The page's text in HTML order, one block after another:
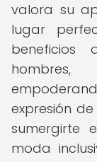
valora su
lugar
hombres,
expresión
sumergirte
moda